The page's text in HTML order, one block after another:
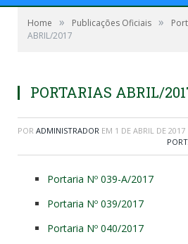
Home » Publicações Oficiais »
ABRIL/2017
PORTARIAS ABRIL/
POR ADMINISTRADOR EM 1 DE ABRIL DE 2017
Portaria Nº 039-A/2017
Portaria Nº 039/2017
Portaria Nº 040/2017